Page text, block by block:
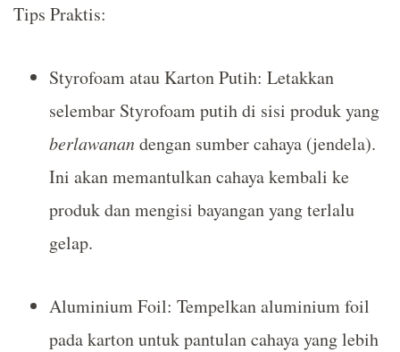
Tips Praktis:
Styrofoam atau Karton Putih: Letakkan
selembar Styrofoam putih di sisi produk yang
berlawanandengan sumber cahaya (jendela).
Ini akan memantulkan cahaya kembali ke
produk dan mengisi bayangan yang terlalu
gelap.
Aluminium Foil: Tempelkan aluminium foil
pada karton untuk pantulan cahaya yang lebih